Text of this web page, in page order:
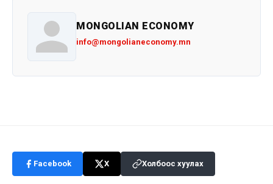
MONGOLIAN ECONOMY
info@mongolianeconomy.mn
Facebook X Холбоос хуулах